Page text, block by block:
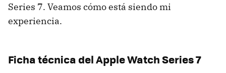
Series 7. Veamos cómo está siendo mi
experiencia.
Ficha técnica del Apple Watch Series 7